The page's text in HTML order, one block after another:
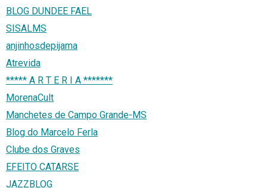
BLOG DUNDEE FAEL
SISALMS
anjinhosdepijama
Atrevida
***** A R T E R I A *******
MorenaCult
Manchetes de Campo Grande-MS
Blog do Marcelo Ferla
Clube dos Graves
EFEITO CATARSE
JAZZBLOG